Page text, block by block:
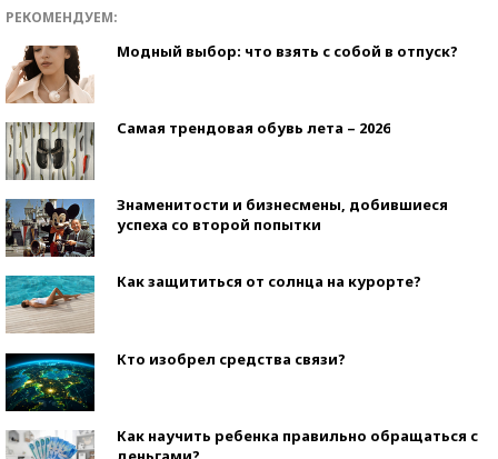
РЕКОМЕНДУЕМ:
Модный выбор: что взять с собой в отпуск?
Самая трендовая обувь лета – 2026
Знаменитости и бизнесмены, добившиеся
успеха со второй попытки
Как защититься от солнца на курорте?
Кто изобрел средства связи?
Как научить ребенка правильно обращаться с